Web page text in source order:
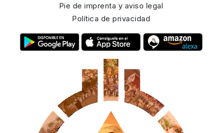
Pie de imprenta y aviso legal
Política de privacidad